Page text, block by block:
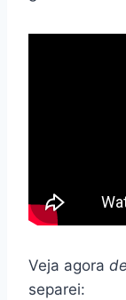
Veja agora
separei: